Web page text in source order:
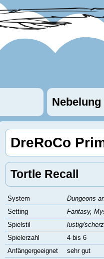
Nebelung
DreRoCo
Tortle Recall
System
Dungeons
Setting
Fantasy,
Spielstil
lustig/
Spielerzahl
4 bis 6
Anfängergeeignet
sehr gut